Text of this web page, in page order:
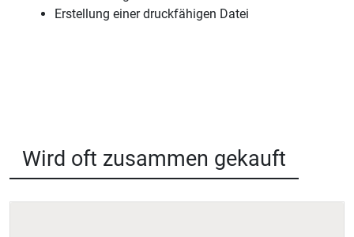
Erstellung einer druckfähigen Datei
Wird oft zusammen gekauft